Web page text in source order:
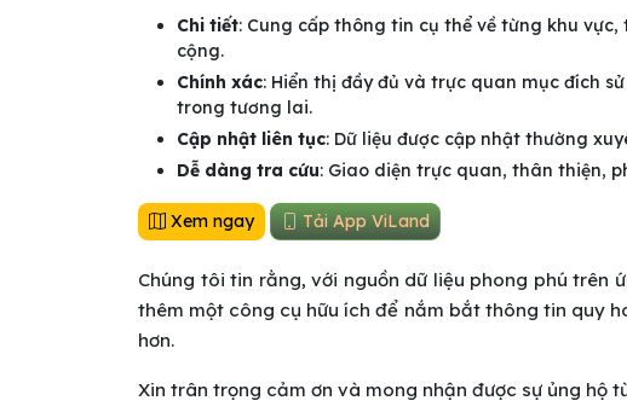
Chi tiết: Cung cấp thông tin cụ thể về từng khu
cộng.
Chính xác: Hiển thị đầy đủ và trực quan mục đích
trong tương lai.
Cập nhật liên tục: Dữ liệu được cập nhật thường
Dễ dàng tra cứu: Giao diện trực quan, thân thiện,
Xem ngay Tải App ViLand
Chúng tôi tin rằng, với nguồn dữ liệu phong phú trên
thêm một công cụ hữu ích để nắm bắt thông tin quy
hơn.
Xin trân trọng cảm ơn và mong nhận được sự ủng hộ